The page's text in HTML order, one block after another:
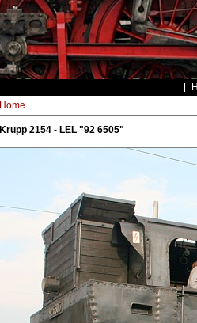
Home
Krupp 2154 - LEL "92 6505"